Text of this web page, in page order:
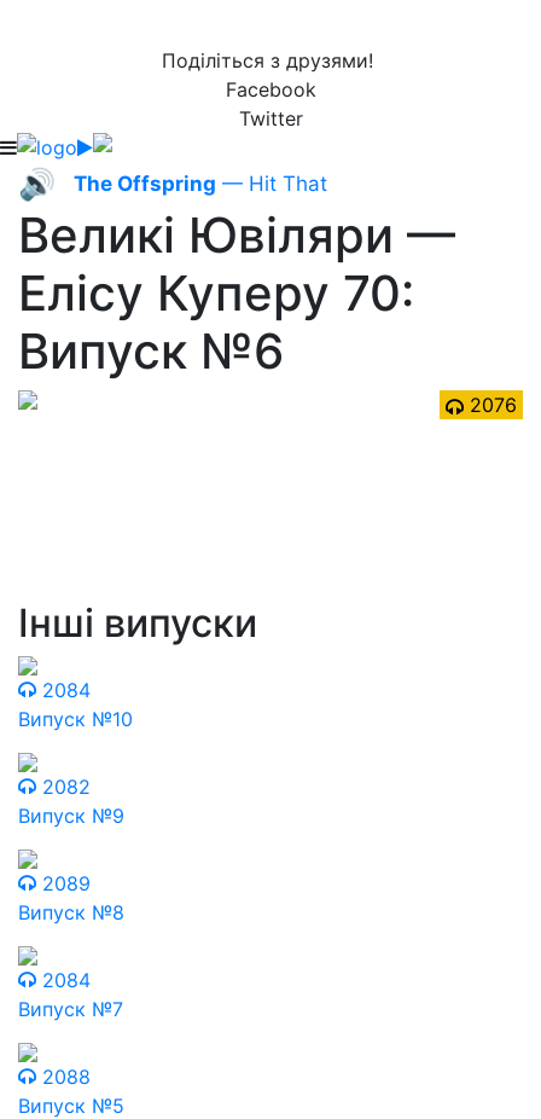
Поділіться з друзями!
Facebook
Twitter
🔊 The Offspring — Hit That
Великі Ювіляри —
Елісу Куперу 70:
Випуск №6
2076
Інші випуски
2084
Випуск №10
2082
Випуск №9
2089
Випуск №8
2084
Випуск №7
2088
Випуск №5